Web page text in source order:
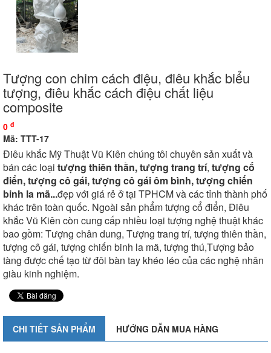
Tượng con chim cách điệu, điêu khắc biểu
tượng, điêu khắc cách điệu chất liệu
composite
0 đ
Mã: TTT-17
Điêu khắc Mỹ Thuật Vũ Kiên chúng tôi chuyên sản xuất và
bán các loại tượng thiên thần,tượng trang trí, tượng cố
điển, tượng cô gái, tượng cô gái ôm bình, tượng chiến
binh la mã...đẹp với giá rẻ ở tại TPHCM và các tỉnh thành phố
khác trên toàn quốc. Ngoài sản phẩm tượng cổ điển, Điêu
khắc Vũ Kiên còn cung cấp nhiều loại tượng nghệ thuật khác
bao gồm: Tượng chân dung, Tượng trang trí, tượng thiên thần,
tượng cô gái, tượng chiến binh la mã, tượng thú,Tượng bảo
tàng được chế tạo từ đôi bàn tay khéo léo của các nghệ nhân
giàu kinh nghiệm.
CHI TIẾT SẢN PHẨM HƯỚNG DẪN MUA HÀNG